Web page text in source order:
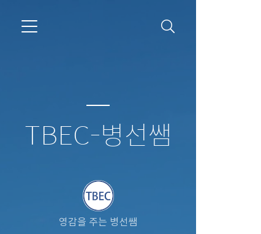
TBEC-병선쌤
영감을 주는 병선쌤